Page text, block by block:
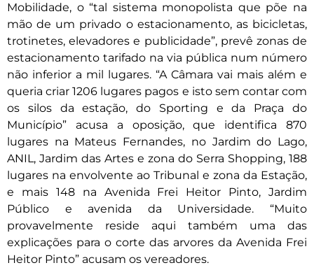
Mobilidade, o “tal sistema monopolista que põe na
mão de um privado o estacionamento, as bicicletas,
trotinetes, elevadores e publicidade”, prevê zonas de
estacionamento tarifado na via pública num número
não inferior a mil lugares. “A Câmara vai mais além e
queria criar 1206 lugares pagos e isto sem contar com
os silos da estação, do Sporting e da Praça do
Município” acusa a oposição, que identifica 870
lugares na Mateus Fernandes, no Jardim do Lago,
ANIL, Jardim das Artes e zona do Serra Shopping, 188
lugares na envolvente ao Tribunal e zona da Estação,
e mais 148 na Avenida Frei Heitor Pinto, Jardim
Público e avenida da Universidade. “Muito
provavelmente reside aqui também uma das
explicações para o corte das arvores da Avenida Frei
Heitor Pinto” acusam os vereadores.